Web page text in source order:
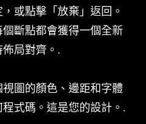
，或點擊「放棄」返回。
斷點都會獲得一個全新
局對齊。.
圖的顏色、邊距和字體
式碼。這是您的設計。.